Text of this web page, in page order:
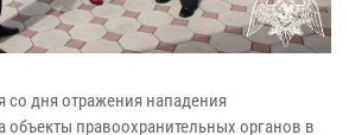
со дня отражения нападения
правоохранительных органов в